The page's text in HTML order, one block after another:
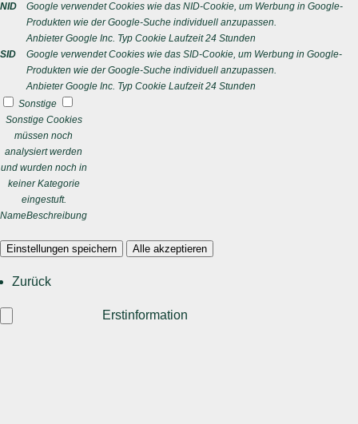
NID
Google verwendet Cookies wie das NID-Cookie, um Werbung in Google-
Produkten wie der Google-Suche individuell anzupassen.
Anbieter Google Inc. Typ Cookie Laufzeit 24 Stunden
SID
Google verwendet Cookies wie das SID-Cookie, um Werbung in Google-
Produkten wie der Google-Suche individuell anzupassen.
Anbieter Google Inc. Typ Cookie Laufzeit 24 Stunden
Sonstige
Sonstige Cookies
müssen noch
analysiert werden
und wurden noch in
keiner Kategorie
eingestuft.
NameBeschreibung
Einstellungen speichern Alle akzeptieren
Zurück
Erstinformation